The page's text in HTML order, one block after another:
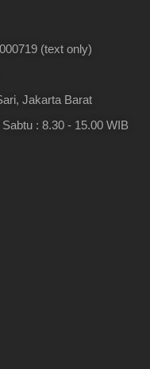
(text only)
Jakarta Barat
: 8.30 - 15.00 WIB